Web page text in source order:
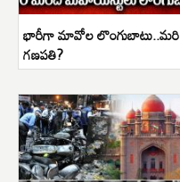
భారీగా మావోల లొంగుబాటు..మరి
గణపతి?